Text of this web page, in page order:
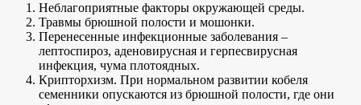
Неблагоприятные факторы окружающей среды.
Травмы брюшной полости и мошонки.
Перенесенные инфекционные заболевания –
лептоспироз, аденовирусная и герпесвирусная
инфекция, чума плотоядных.
Крипторхизм. При нормальном развитии кобеля
семенники опускаются из брюшной полости, где они